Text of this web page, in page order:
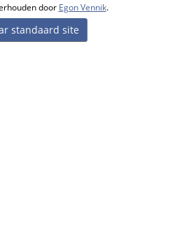
door Egon Vennik.
standaard site